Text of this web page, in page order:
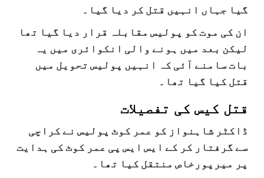
گیا جہاں انہیں قتل کر دیا گیا۔
ان کی موت کو پولیس مقابلہ قرار دیا گیا تھا
لیکن بعد میں ہونے والی انکوائری میں یہ
بات سامنے آئی کہ انہیں پولیس تحویل میں
قتل کیا گیا تھا۔
قتل کیس کی تفصیلات
ڈاکٹر شاہنواز کو عمر کوٹ پولیس نے کراچی
سے گرفتار کر کے ایس ایس پی عمر کوٹ کی ہدایت
پر میرپورخاص منتقل کیا تھا۔